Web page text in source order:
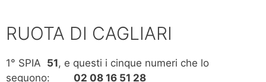
RUOTA DI CAGLIARI
1° SPIA 51, e questi i cinque numeri che lo
seguono: 02 08 16 51 28